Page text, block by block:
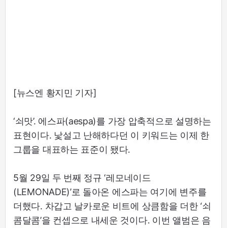
[뉴스엔 황지민 기자]
‘쇠맛’. 에스파(aespa)를 가장 압축적으로 설명하는
표현이다. 낯설고 난해하다던 이 키워드는 이제 한
그룹을 대표하는 표준이 됐다.
5월 29일 두 번째 정규 ‘레모네이드
(LEMONADE)’로 돌아온 에스파는 여기에 변주를
더했다. 차갑고 날카로운 비트에 상큼함을 더한 ‘쇠
콤달콤’을 컨셉으로 내세운 것이다. 이번 앨범은 음